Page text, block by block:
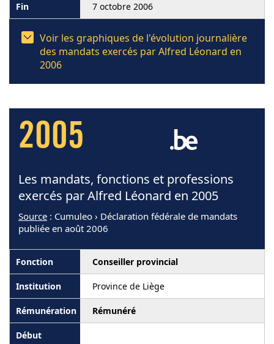
7 octobre 2006
Voir les graphiques de l'évolution journalière
des mandats exercés par Alfred Léonard en
2006
2005
Les mandats, fonctions et professions
exercés par Alfred Léonard en 2005
Source : Cumuleo › Déclaration fédérale de mandats
publiée en août 2006
Conseiller provincial
Province de Liège
Rémunéré